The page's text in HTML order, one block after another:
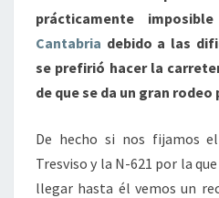
prácticamente
Cantabria debido a las
se prefirió hacer la
de que se da un gran
De hecho si nos fijamos
Tresviso y la N-621 por la
llegar hasta él vemos un